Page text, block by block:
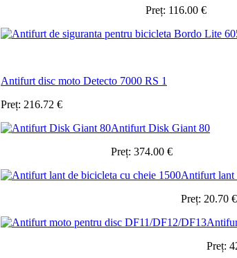
Preț: 116.00 €
Antifurt disc moto Detecto 7000 RS 1
Preț: 216.72 €
Antifurt Disk Giant 80
Preț: 374.00 €
Antifurt lant
Preț: 20.70 €
Preț: